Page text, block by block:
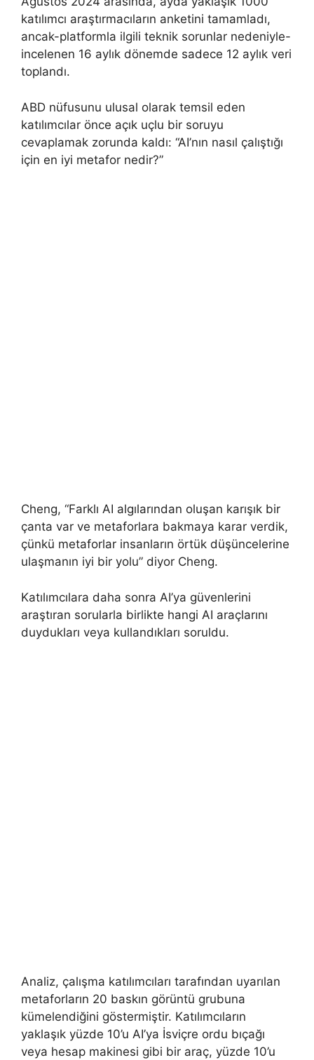
katılımcı araştırmacıların anketini tamamladı,
ancak-platformla ilgili teknik sorunlar nedeniyle-
incelenen 16 aylık dönemde sadece 12 aylık veri
toplandı.
ABD nüfusunu ulusal olarak temsil eden
katılımcılar önce açık uçlu bir soruyu
cevaplamak zorunda kaldı: “AI’nın nasıl çalıştığı
için en iyi metafor nedir?”
Cheng, “Farklı AI algılarından oluşan karışık bir
çanta var ve metaforlara bakmaya karar verdik,
çünkü metaforlar insanların örtük düşüncelerine
ulaşmanın iyi bir yolu” diyor Cheng.
Katılımcılara daha sonra AI’ya güvenlerini
araştıran sorularla birlikte hangi AI araçlarını
duydukları veya kullandıkları soruldu.
Analiz, çalışma katılımcıları tarafından uyarılan
metaforların 20 baskın görüntü grubuna
kümelendiğini göstermiştir. Katılımcıların
yaklaşık yüzde 10’u AI’ya İsviçre ordu bıçağı
veya hesap makinesi gibi bir araç, yüzde 10’u